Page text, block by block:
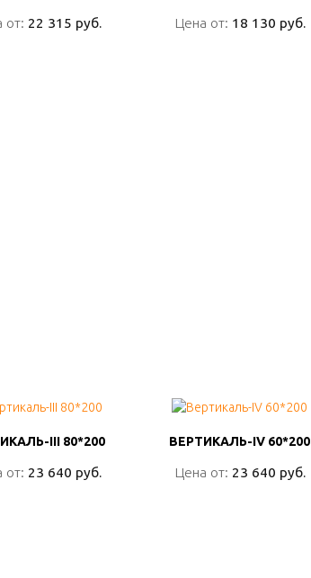
от: 22 315 руб.
от: 22 315 руб. Цена от: 18 130 руб.
Цена от: 18 130 руб.
III 80*200
от: 23 640 руб.
III 80*200
от: 23 640 руб.
ВЕРТИКАЛЬ-IV 60*200
Цена от: 23 640 руб.
ВЕРТИКАЛЬ-IV 60*200
Цена от: 23 640 руб.